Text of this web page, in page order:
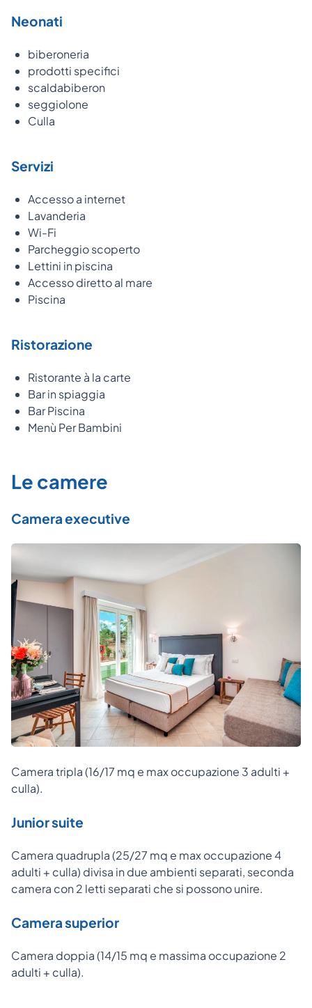
Neonati
biberoneria
prodotti specifici
scaldabiberon
seggiolone
Culla
Servizi
Accesso a internet
Lavanderia
Wi-Fi
Parcheggio scoperto
Lettini in piscina
Accesso diretto al mare
Piscina
Ristorazione
Ristorante à la carte
Bar in spiaggia
Bar Piscina
Menù Per Bambini
Le camere
Camera executive
Camera tripla (16/17 mq e max occupazione 3 adulti +
culla).
Junior suite
Camera quadrupla (25/27 mq e max occupazione 4
adulti + culla) divisa in due ambienti separati, seconda
camera con 2 letti separati che si possono unire.
Camera superior
Camera doppia (14/15 mq e massima occupazione 2
adulti + culla).